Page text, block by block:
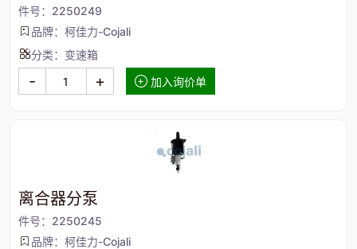
件号：2250249
品牌：柯佳力-Cojali
分类：变速箱
- + 加入询价单
离合器分泵
件号：2250245
品牌：柯佳力-Cojali